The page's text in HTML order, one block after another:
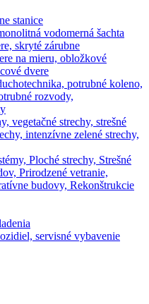
stanice
vodomerná šachta
skryté zárubne
na mieru, obložkové
dvere
potrubné koleno,
rozvody,
vegetačné strechy, strešné
intenzívne zelené strechy,
Ploché strechy, Strešné
Prirodzené vetranie,
budovy, Rekonštrukcie
servisné vybavenie